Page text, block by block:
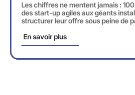
Les chiffres ne mentent jamais :
des start-up agiles aux géants
structurer leur offre sous peine de
En savoir plus